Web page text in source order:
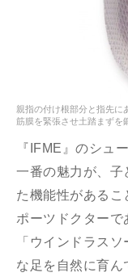
親指の付け根部分と指先に
筋膜を緊張させ土踏まずを
『IFME』のシュ
一番の魅力が、子
た機能性があるこ
ポーツドクターで
「ウインドラス
な足を自然に育ん